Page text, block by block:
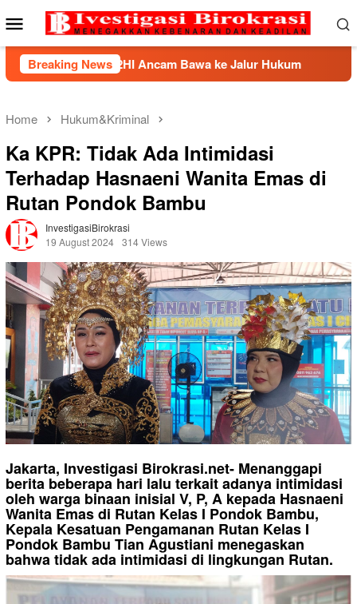
to
Mobile
Menu
Breaking News
BHP2HI Ancam Bawa ke Jalur Hukum Kemnaker
Home Hukum&Kriminal
Ka KPR: Tidak Ada Intimidasi
Terhadap Hasnaeni Wanita Emas di
Rutan Pondok Bambu
InvestigasiBirokrasi
19 August 2024 314 Views
Jakarta, Investigasi Birokrasi.net- Menanggapi
berita beberapa hari lalu terkait adanya intimidasi
oleh warga binaan inisial V, P, A kepada Hasnaeni
Wanita Emas di Rutan Kelas I Pondok Bambu,
Kepala Kesatuan Pengamanan Rutan Kelas I
Pondok Bambu Tian Agustiani menegaskan
bahwa tidak ada intimidasi di lingkungan Rutan.